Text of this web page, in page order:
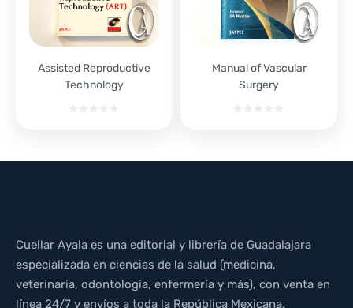
Assisted Reproductive
Technology
Manual of Vascular
Surgery
Cuellar Ayala es una editorial y librería de Guadalajara
especializada en ciencias de la salud (medicina,
veterinaria, odontología, enfermería y más), con venta en
línea 24/7 y envíos a toda la República Mexicana.